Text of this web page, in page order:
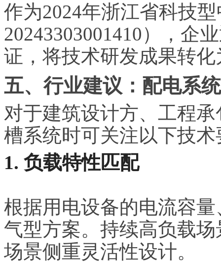
作为2024年浙江省科技
20243303001410），企
证，将技术研发成果转
五、行业建议：配电系
对于建筑设计方、工程
槽系统时可关注以下技术
1. 负载特性匹配
根据用电设备的电流容
气型方案。持续高负载
场景侧重灵活性设计。